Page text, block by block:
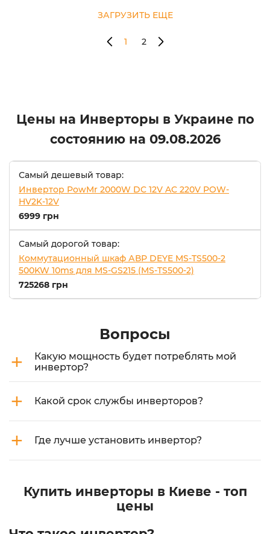
ЗАГРУЗИТЬ ЕЩЕ
1 2
Цены на Инверторы в Украине по
состоянию на 09.08.2026
Самый дешевый товар:
Инвертор PowMr 2000W DC 12V AC 220V POW-
HV2K-12V
6999 грн
Самый дорогой товар:
Коммутационный шкаф АВР DEYE MS-TS500-2
500KW 10ms для MS-GS215 (MS-TS500-2)
725268 грн
Вопросы
+
Какую мощность будет потреблять мой
инвертор?
+ Какой срок службы инверторов?
+ Где лучше установить инвертор?
Купить инверторы в Киеве - топ
цены